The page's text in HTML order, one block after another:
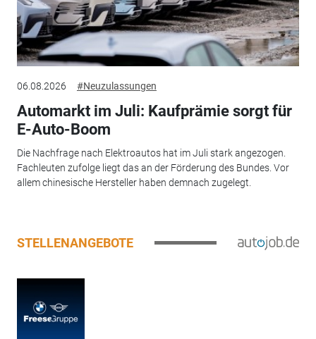
06.08.2026 #Neuzulassungen
Automarkt im Juli: Kaufprämie sorgt für
E-Auto-Boom
Die Nachfrage nach Elektroautos hat im Juli stark angezogen.
Fachleuten zufolge liegt das an der Förderung des Bundes. Vor
allem chinesische Hersteller haben demnach zugelegt.
STELLENANGEBOTE